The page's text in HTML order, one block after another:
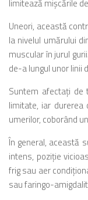
limitează mişcările
Uneori, această
la nivelul umărului
muscular în jurul
de-a lungul unor linii
Suntem afectaţi de
limitate, iar durerea
umerilor, coborând
În general, această
intens, poziţie
frig sau aer
sau faringo-